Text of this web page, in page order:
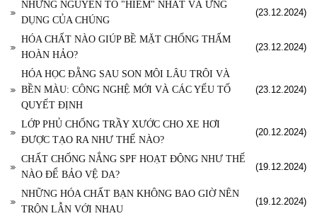
NHỮNG NGUYÊN TỐ "HIẾM" NHẤT VÀ ỨNG
DỤNG CỦA CHÚNG
(23.12.2024)
HÓA CHẤT NÀO GIÚP BỀ MẶT CHỐNG THẤM
HOÀN HẢO?
(23.12.2024)
HÓA HỌC ĐẰNG SAU SON MÔI LÂU TRÔI VÀ
BỀN MÀU: CÔNG NGHỆ MỚI VÀ CÁC YẾU TỐ
QUYẾT ĐỊNH
(23.12.2024)
LỚP PHỦ CHỐNG TRẦY XƯỚC CHO XE HƠI
ĐƯỢC TẠO RA NHƯ THẾ NÀO?
(20.12.2024)
CHẤT CHỐNG NẮNG SPF HOẠT ĐỘNG NHƯ THẾ
NÀO ĐỂ BẢO VỆ DA?
(19.12.2024)
NHỮNG HÓA CHẤT BẠN KHÔNG BAO GIỜ NÊN
TRỘN LẪN VỚI NHAU
(19.12.2024)